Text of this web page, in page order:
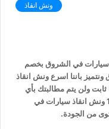
ونش انقاذ
في الشروق بخصم
باننا اسرع ونش انقاذ
ولن يتم مطالبتك بأي
رسوم إضافية أو إكرامية لاننا نمتلك اكثر من 100 ونش انقاذ سيارات في
من الجودة.